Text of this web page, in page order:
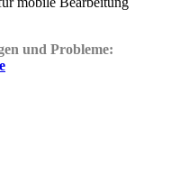
und Probleme: